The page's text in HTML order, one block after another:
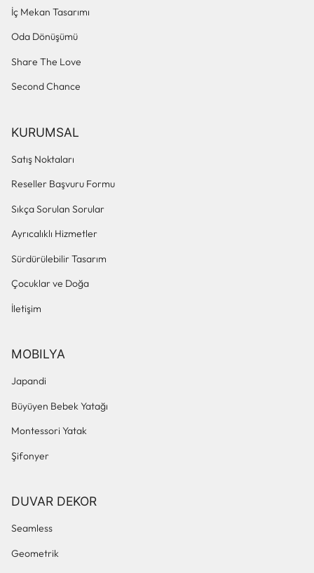
İç Mekan Tasarımı
Oda Dönüşümü
Share The Love
Second Chance
KURUMSAL
Satış Noktaları
Reseller Başvuru Formu
Sıkça Sorulan Sorular
Ayrıcalıklı Hizmetler
Sürdürülebilir Tasarım
Çocuklar ve Doğa
İletişim
MOBILYA
Japandi
Büyüyen Bebek Yatağı
Montessori Yatak
Şifonyer
DUVAR DEKOR
Seamless
Geometrik